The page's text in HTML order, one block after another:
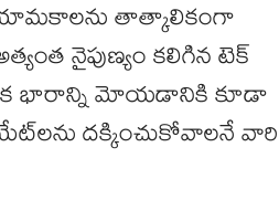
నియామకాలను తాత్కాలికంగా
నైపుణ్యం కలిగిన టెక్
భారాన్ని మోయడానికి కూడా
దక్కించుకోవాలనే వారి